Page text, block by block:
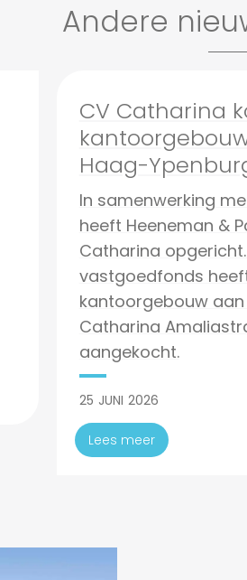
Andere
CV Catharina
Haag-
In samenwerking
heeft Heeneman &
Catharina
vastgoedfonds
kantoorgebouw aan
Catharina
aangekocht.
25 JUNI 2026
Lees meer